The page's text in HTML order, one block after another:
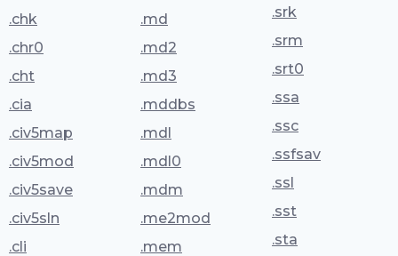
.chk
.chr0
.cht
.cia
.civ5map
.civ5mod
.civ5save
.civ5sln
.cli
.md
.md2
.md3
.mddbs
.mdl
.mdl0
.mdm
.me2mod
.mem
.srk
.srm
.srt0
.ssa
.ssc
.ssfsav
.ssl
.sst
.sta